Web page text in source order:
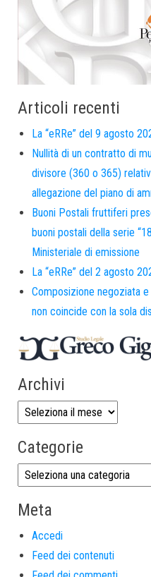
Articoli recenti
La “eRRe” del 9 agosto
Nullità di un contratto di
divisore (360 o 365)
allegazione del piano di
Buoni Postali fruttiferi
buoni postali della serie
Ministeriale di emissione
La “eRRe” del 2 agosto
Composizione negoziata
non coincide con la sola
Archivi
Categorie
Meta
Accedi
Feed dei contenuti